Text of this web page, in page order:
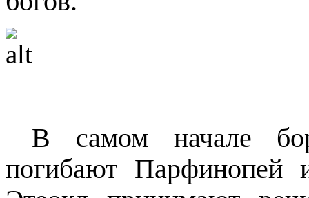
В самом начале
погибают Парфинопей